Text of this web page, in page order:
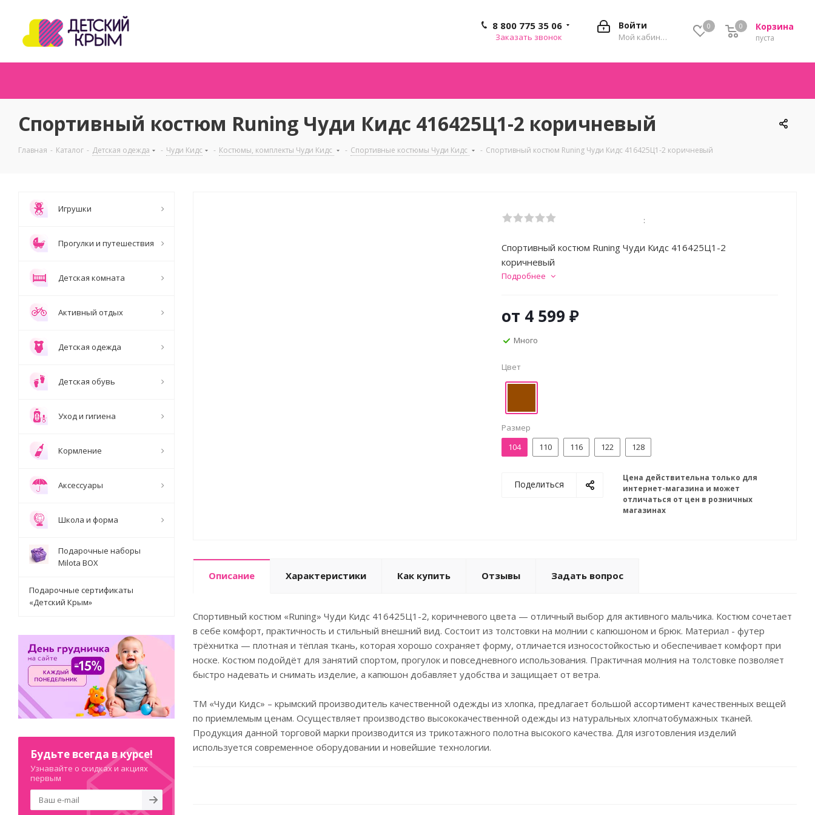
0 Корзина
0
пуста
0
Войти
Мой кабинет
8 800 775 35 06
Заказать звонок
Спортивный костюм Runing Чуди Кидс 416425Ц1-2 коричневый
Главная - Каталог - Детская одежда - Чуди Кидс - Костюмы, комплекты Чуди Кидс - Спортивные костюмы Чуди Кидс - Спортивный костюм Runing Чуди Кидс 416425Ц1-2 коричневый
:
Спортивный костюм Runing Чуди Кидс 416425Ц1-2
коричневый
Подробнее
от 4 599 ₽
Много
Цвет
Размер
104
110 116 122 128
Поделиться
Цена действительна только для
интернет-магазина и может
отличаться от цен в розничных
магазинах
Описание Характеристики Как купить Отзывы Задать вопрос
Спортивный костюм «Runing» Чуди Кидс 416425Ц1-2, коричневого цвета — отличный выбор для активного мальчика. Костюм сочетает
в себе комфорт, практичность и стильный внешний вид. Состоит из толстовки на молнии с капюшоном и брюк. Материал - футер
трёхнитка — плотная и тёплая ткань, которая хорошо сохраняет форму, отличается износостойкостью и обеспечивает комфорт при
носке. Костюм подойдёт для занятий спортом, прогулок и повседневного использования. Практичная молния на толстовке позволяет
быстро надевать и снимать изделие, а капюшон добавляет удобства и защищает от ветра.
ТМ «Чуди Кидс» – крымский производитель качественной одежды из хлопка, предлагает большой ассортимент качественных вещей
по приемлемым ценам. Осуществляет производство высококачественной одежды из натуральных хлопчатобумажных тканей.
Продукция данной торговой марки производится из трикотажного полотна высокого качества. Для изготовления изделий
используется современное оборудовании и новейшие технологии.
Игрушки
Прогулки и путешествия
Детская комната
Активный отдых
Детская одежда
Детская обувь
Уход и гигиена
Кормление
Аксессуары
Школа и форма
Подарочные наборы
Milota BOX
Подарочные сертификаты
«Детский Крым»
Будьте всегда в курсе!
Узнавайте о скидках и акциях
первым